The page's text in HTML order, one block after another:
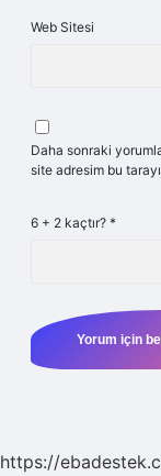
Web Sitesi
Daha sonraki
site adresim bu
6 + 2 kaçtır? *
https://